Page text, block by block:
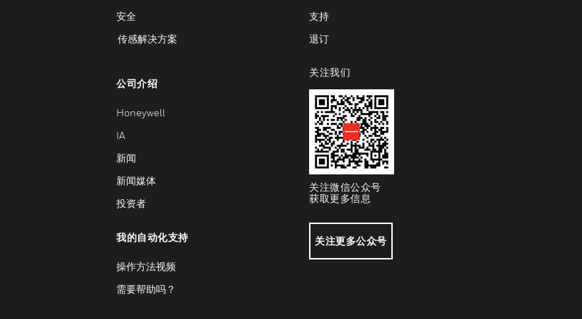
安全
传感解决方案
公司介绍
Honeywell
IA
新闻
新闻媒体
投资者
我的自动化支持
操作方法视频
需要帮助吗？
支持
退订
关注我们
关注微信公众号
获取更多信息
关注更多公众号